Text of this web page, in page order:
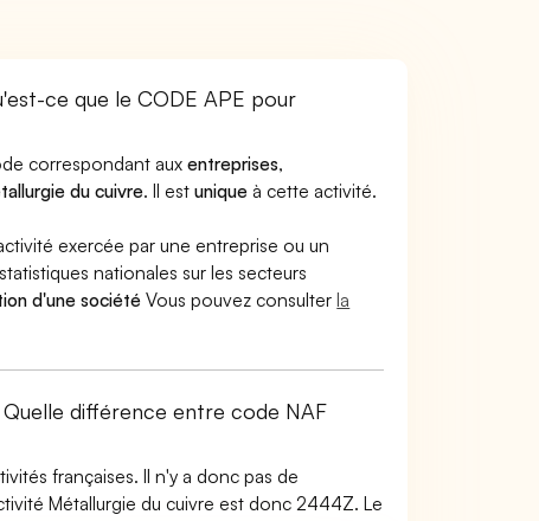
ce que le CODE APE pour
correspondant auxentreprises,
du cuivre. Il estunique à cette activité.
exercée par une entreprise ou un
nationales sur les secteurs
d'une sociétéVous pouvez consulterla
différence entre code NAF
françaises. Il n'y a donc pas de
Métallurgie du cuivre est donc 2444Z. Le